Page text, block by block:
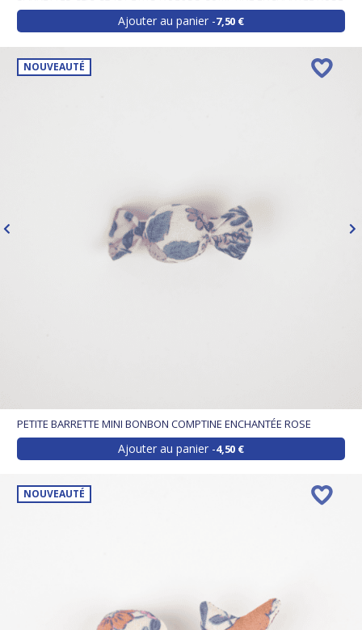
Ajouter au panier 7,50 €
NOUVEAUTÉ
PETITE BARRETTE MINI BONBON COMPTINE ENCHANTÉE ROSE
Ajouter au panier 4,50 €
NOUVEAUTÉ